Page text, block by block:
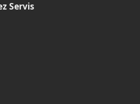
Servis